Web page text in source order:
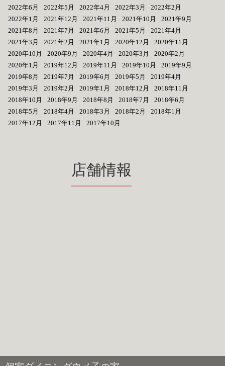
2022年6月 2022年5月 2022年4月 2022年3月
2022年2月
2022年1月
2021年12月 2021年11月 2021年10月
2021年9月
2021年8月
2021年7月 2021年6月 2021年5月
2021年4月
2021年3月
2021年2月 2021年1月 2020年12月
2020年11月
2020年10月
2020年9月 2020年4月 2020年3月
2020年2月
2020年1月
2019年12月 2019年11月 2019年10月
2019年9月
2019年8月
2019年7月 2019年6月 2019年5月
2019年4月
2019年3月
2019年2月 2019年1月 2018年12月
2018年11月
2018年10月
2018年9月 2018年8月 2018年7月
2018年6月
2018年5月
2018年4月 2018年3月 2018年2月
2018年1月
2017年12月
2017年11月 2017年10月
店舗情報